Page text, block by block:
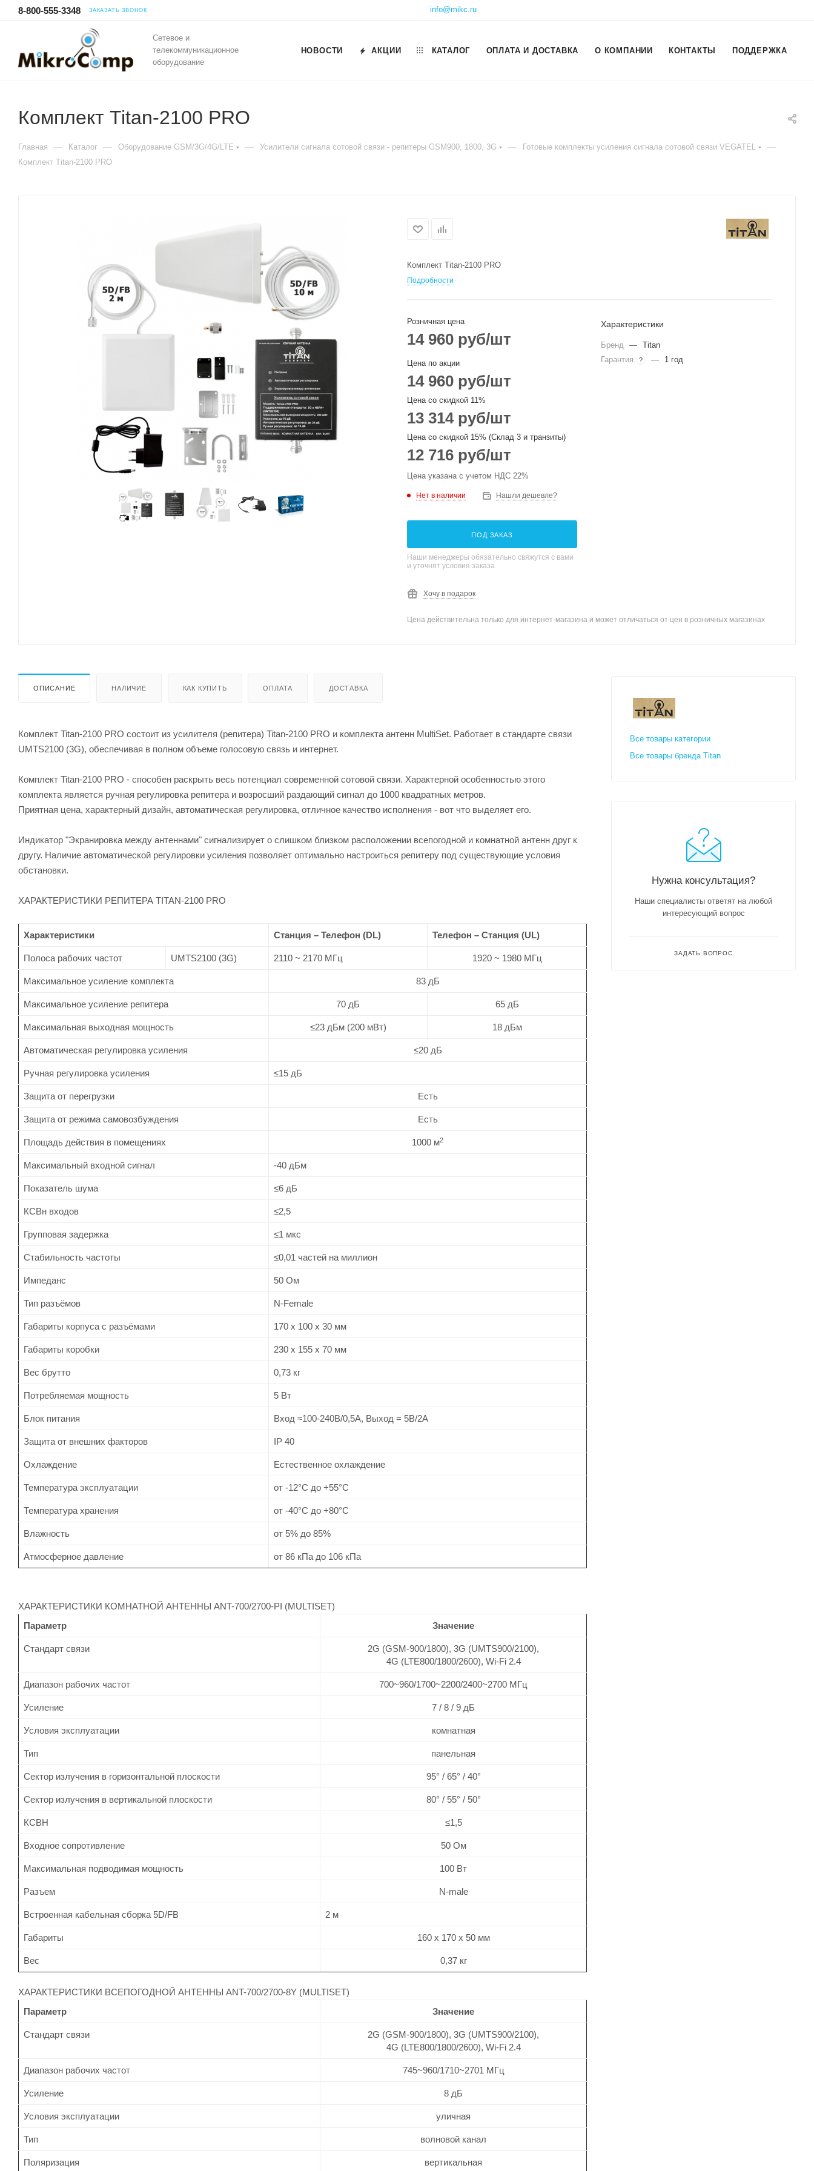
8-800-555-3348 ЗАКАЗАТЬ ЗВОНОК info@mikc.ru
Сетевое и
телекоммуникационное
оборудование
НОВОСТИ АКЦИИ КАТАЛОГ ОПЛАТА И ДОСТАВКА О КОМПАНИИ КОНТАКТЫ ПОДДЕРЖКА
Комплект Titan-2100 PRO
Главная — Каталог — Оборудование GSM/3G/4G/LTE — Усилители сигнала сотовой связи - репитеры GSM900, 1800, 3G — Готовые комплекты усиления сигнала сотовой связи VEGATEL —
Комплект Titan-2100 PRO
Комплект Titan-2100 PRO
Подробности
Розничная цена
14 960 руб/шт
Цена по акции
14 960 руб/шт
Цена со скидкой 11%
13 314руб/шт
Цена со скидкой 15% (Склад 3 и транзиты)
12 716 руб/шт
Цена указана с учетом НДС 22%
Нет в наличии Нашли дешевле?
ПОД ЗАКАЗ
Наши менеджеры обязательно свяжутся с вами
и уточнят условия заказа
Хочу в подарок
Характеристики
Бренд — Titan
Гарантия
? — 1 год
Цена действительна только для интернет-магазина и может отличаться от цен в розничных магазинах
ОПИСАНИЕ НАЛИЧИЕ КАК КУПИТЬ ОПЛАТА ДОСТАВКА
Комплект Titan-2100 PRO состоит из усилителя (репитера) Titan-2100 PRO и комплекта антенн MultiSet. Работает в стандарте связи
UMTS2100 (3G), обеспечивая в полном объеме голосовую связь и интернет.
Комплект Titan-2100 PRO - способен раскрыть весь потенциал современной сотовой связи. Характерной особенностью этого
комплекта является ручная регулировка репитера и возросший раздающий сигнал до 1000 квадратных метров.
Приятная цена, характерный дизайн, автоматическая регулировка, отличное качество исполнения - вот что выделяет его.
Индикатор "Экранировка между антеннами" сигнализирует о слишком близком расположении всепогодной и комнатной антенн друг к
другу. Наличие автоматической регулировки усиления позволяет оптимально настроиться репитеру под существующие условия
обстановки.
ХАРАКТЕРИСТИКИ РЕПИТЕРА TITAN-2100 PRO
Характеристики Станция – Телефон (DL) Телефон – Станция (UL)
Полоса рабочих частот UMTS2100 (3G) 2110 ~ 2170 МГц 1920 ~ 1980 МГц
Максимальное усиление комплекта 83 дБ
Максимальное усиление репитера 70 дБ 65 дБ
Максимальная выходная мощность ≤23 дБм (200 мВт) 18 дБм
Автоматическая регулировка усиления ≤20 дБ
Ручная регулировка усиления ≤15 дБ
Защита от перегрузки Есть
Защита от режима самовозбуждения Есть
Площадь действия в помещениях 1000 м2
Максимальный входной сигнал -40 дБм
Показатель шума ≤6 дБ
КСВн входов ≤2,5
Групповая задержка ≤1 мкс
Стабильность частоты ≤0,01 частей на миллион
Импеданс 50 Ом
Тип разъёмов N-Female
Габариты корпуса с разъёмами 170 х 100 х 30 мм
Габариты коробки 230 х 155 х 70 мм
Вес брутто 0,73 кг
Потребляемая мощность 5 Вт
Блок питания Вход ≈100-240В/0,5А, Выход = 5В/2А
Защита от внешних факторов IP 40
Охлаждение Естественное охлаждение
Температура эксплуатации от -12°C до +55°C
Температура хранения от -40°C до +80°C
Влажность от 5% до 85%
Атмосферное давление от 86 кПа до 106 кПа
ХАРАКТЕРИСТИКИ КОМНАТНОЙ АНТЕННЫ ANT-700/2700-PI (MULTISET)
Параметр
Значение
Стандарт связи
2G (GSM-900/1800), 3G (UMTS900/2100),
4G (LTE800/1800/2600), Wi-Fi 2.4
Диапазон рабочих частот 700~960/1700~2200/2400~2700 МГц
Усиление 7 / 8 / 9 дБ
Условия эксплуатации комнатная
Тип панельная
Сектор излучения в горизонтальной плоскости 95° / 65° / 40°
Сектор излучения в вертикальной плоскости 80° / 55° / 50°
КСВН ≤1,5
Входное сопротивление 50 Ом
Максимальная подводимая мощность 100 Вт
Разъем N-male
Встроенная кабельная сборка 5D/FB 2 м
Габариты 160 х 170 х 50 мм
Вес 0,37 кг
ХАРАКТЕРИСТИКИ ВСЕПОГОДНОЙ АНТЕННЫ ANT-700/2700-8Y (MULTISET)
Параметр
Значение
Стандарт связи
2G (GSM-900/1800), 3G (UMTS900/2100),
4G (LTE800/1800/2600), Wi-Fi 2.4
Диапазон рабочих частот 745~960/1710~2701 МГц
Усиление 8 дБ
Условия эксплуатации уличная
Тип волновой канал
Поляризация вертикальная
Все товары категории
Все товары бренда Titan
Нужна консультация?
Наши специалисты ответят на любой
интересующий вопрос
ЗАДАТЬ ВОПРОС